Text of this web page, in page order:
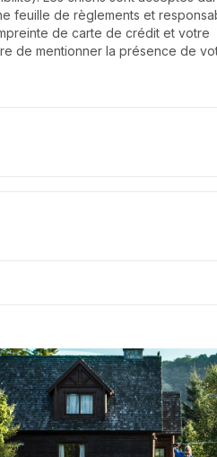
feuille de règlements et
de carte de crédit et votre
de mentionner la présence de